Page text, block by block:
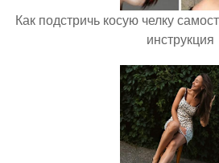
Как подстричь косую челку
инструкция